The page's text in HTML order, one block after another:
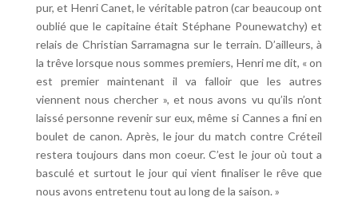
pur, et Henri Canet, le véritable patron (car beaucoup ont
oublié que le capitaine était Stéphane Pounewatchy) et
relais de Christian Sarramagna sur le terrain. D’ailleurs, à
la trêve lorsque nous sommes premiers, Henri me dit, « on
est premier maintenant il va falloir que les autres
viennent nous chercher », et nous avons vu qu’ils n’ont
laissé personne revenir sur eux, même si Cannes a fini en
boulet de canon. Après, le jour du match contre Créteil
restera toujours dans mon coeur. C’est le jour où tout a
basculé et surtout le jour qui vient finaliser le rêve que
nous avons entretenu tout au long de la saison. »